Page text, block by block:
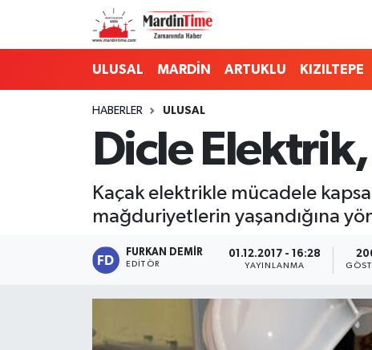
ULUSAL MARDİN ARTUKLU KIZILTEPE
HABERLER ULUSAL
Dicle Elektrik,
Kaçak elektrikle mücadele
mağduriyetlerin yaşandığına
FURKAN DEMIR
EDITÖR
01.12.2017 - 16:28
YAYINLANMA
Mardin Nöbetçi Eczaneler
Mardin Namaz Vakitleri
Mardin Trafik Yoğunluk Haritası
Süper Lig Puan Durumu ve Fikstür
Tüm Manşetler
Haber Arşivi